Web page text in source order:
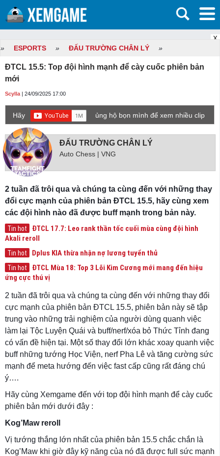
X
» ESPORTS » ĐẤU TRƯỜNG CHÂN LÝ »
ĐTCL 15.5: Top đội hình mạnh để cày cuốc phiên bản
mới
Scylla | 24/09/2025 17:00
Hãy
ủng hộ bọn mình để xem nhiều clip
game mới hơn nhé!
ĐẤU TRƯỜNG CHÂN LÝ
Auto Chess | VNG
2 tuần đã trôi qua và chúng ta cùng đến với những thay
đổi cực mạnh của phiên bản ĐTCL 15.5, hãy cùng xem
các đội hình nào đã được buff mạnh trong bản này.
Tin hot
ĐTCL 17.7: Leo rank thần tốc cuối mùa cùng đội hình
Akali reroll
Tin hot Dplus KIA thừa nhận nợ lương tuyển thủ
Tin hot
ĐTCL Mùa 18: Top 3 Lõi Kim Cương mới mang đến hiệu
ứng cực thú vị
2 tuần đã trôi qua và chúng ta cùng đến với những thay đổi
cực mạnh của phiên bản ĐTCL 15.5, phiên bản này sẽ tập
trung vào những trải nghiệm của người dùng quanh việc
làm lại Tộc Luyện Quái và buff/nerf/xóa bỏ Thức Tỉnh đang
có vấn đề hiện tại. Một số thay đổi lớn khác xoay quanh việc
buff những tướng Học Viện, nerf Pha Lê và tăng cường sức
mạnh để meta hướng đến việc fast cấp cũng rất đáng chú
ý….
Hãy cùng Xemgame đến với top đội hình mạnh để cày cuốc
phiên bản mới dưới đây :
Kog’Maw reroll
Vị tướng thắng lớn nhất của phiên bản 15.5 chắc chắn là
Kog’Maw khi giờ đây kỹ năng của nó đã được full sức mạnh